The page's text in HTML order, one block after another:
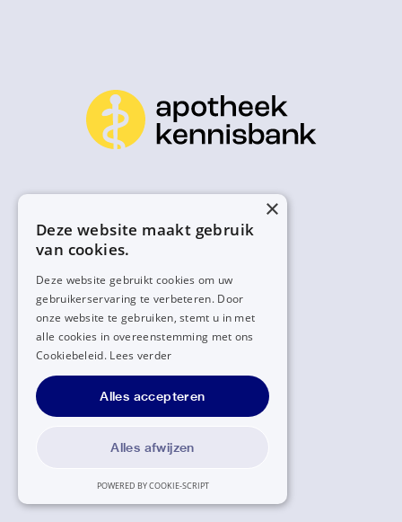
×
Deze website maakt gebruik
van cookies.
Deze website gebruikt cookies om uw
gebruikerservaring te verbeteren. Door
onze website te gebruiken, stemt u in met
alle cookies in overeenstemming met ons
Cookiebeleid. Lees verder
Alles accepteren
Alles afwijzen
POWERED BY COOKIE-SCRIPT